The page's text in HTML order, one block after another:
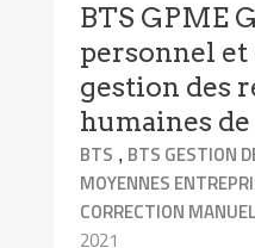
BTS GPME
personnel
gestion des
humaines
BTS , BTS GESTION
MOYENNES
CORRECTION
2021